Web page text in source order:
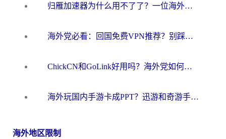
归雁加速器为什么用不了了？一位海外游子的真实困惑与技术解答
海外党必看：回国免费VPN推荐？别踩坑！教你选对加速器无缝刷国内资源
ChickCN和GoLink好用吗？海外党如何选对回国加速器
海外玩国内手游卡成PPT？迅游和奇游手游哪个好？一篇讲透回国加速器怎么选
海外地区限制